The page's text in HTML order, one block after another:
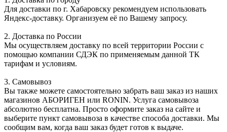
Для доставки по г. Хабаровску рекомендуем использовать
Яндекс-доставку. Организуем её по Вашему запросу.
2. Доставка по России
Мы осуществляем доставку по всей территории России с
помощью компании СДЭК по применяемым данной ТК
тарифам и условиям.
3. Самовывоз
Вы также можете самостоятельно забрать ваш заказ из наших
магазинов АБОРИГЕН или RONIN. Услуга самовывоза
абсолютно бесплатна. Просто оформите заказ на сайте и
выберите пункт самовывоза в качестве способа доставки. Мы
сообщим вам, когда ваш заказ будет готов к выдаче.